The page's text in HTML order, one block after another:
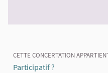
A propos de
CETTE CONCERTATION
Participatif ?